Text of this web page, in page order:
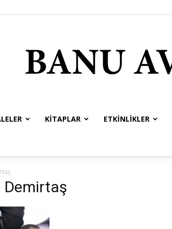
KITAPLAR ETKINLIKLER
Demirtaş